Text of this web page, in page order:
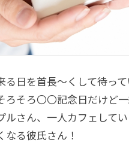
る日を首長～くして待っ
ろそろ〇〇記念日だけど
ルさん、一人カフェして
なる彼氏さん！